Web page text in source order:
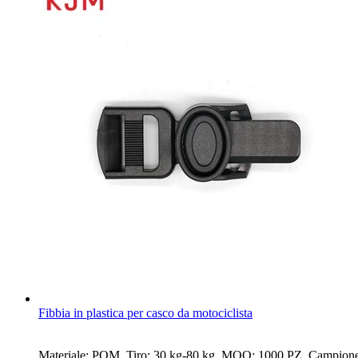
Fibbia in plastica per casco da motociclista
Materiale: POM. Tiro: 30 kg-80 kg. MOQ: 1000 PZ.